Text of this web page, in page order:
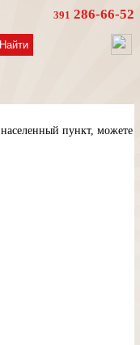
391 286-66-52
Найти
пункт, можете